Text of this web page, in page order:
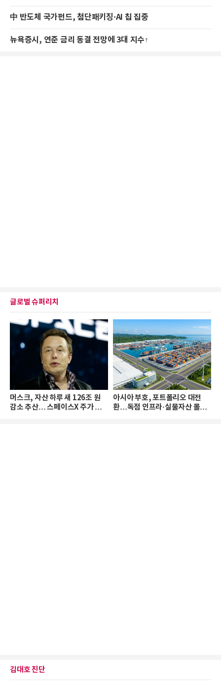
中 반도체 국가펀드, 첨단패키징·AI 칩 집중
뉴욕증시, 연준 금리 동결 전망에 3대 지수↑
글로벌 슈퍼리치
머스크, 자산 하루 새 126조 원
감소 추산… 스페이스X 주가 하
아시아 부호, 포트폴리오 대전
환…독점 인프라·실물자산 몰린
김대호 진단